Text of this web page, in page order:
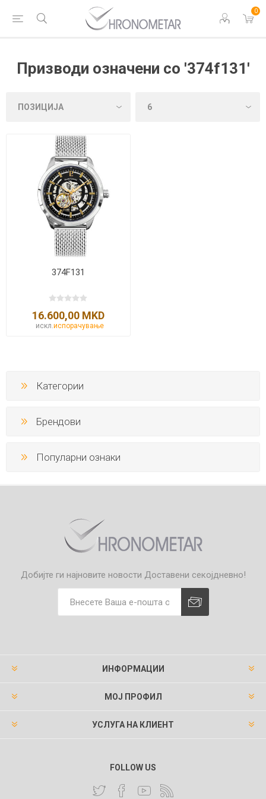
0
Призводи означени со '374f131'
374F131
16.600,00 MKD
искл. испорачување
Категории
Брендови
Популарни ознаки
Добијте ги најновите новости Доставени секојдневно!
ИНФОРМАЦИИ
МОЈ ПРОФИЛ
УСЛУГА НА КЛИЕНТ
FOLLOW US